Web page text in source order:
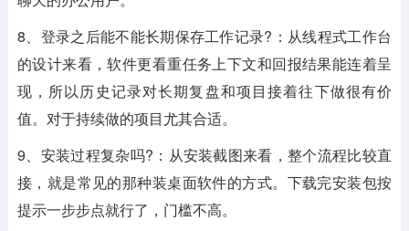
8、登录之后能不能长期保存工作记录?：从线程式工作台
的设计来看，软件更看重任务上下文和回报结果能连着呈
现，所以历史记录对长期复盘和项目接着往下做很有价
值。对于持续做的项目尤其合适。
9、安装过程复杂吗?：从安装截图来看，整个流程比较直
接，就是常见的那种装桌面软件的方式。下载完安装包按
提示一步步点就行了，门槛不高。